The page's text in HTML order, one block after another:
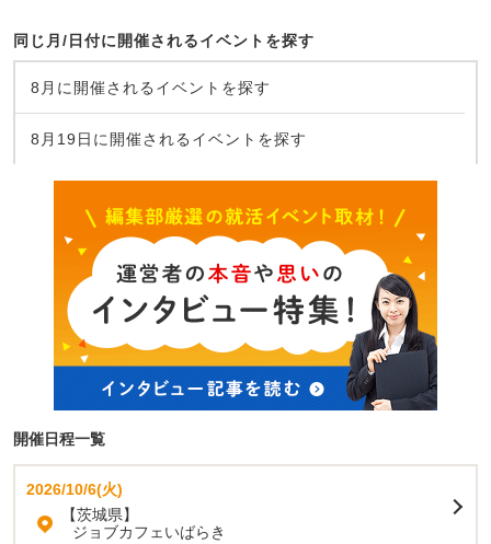
同じ月/日付に開催されるイベントを探す
8月に開催されるイベントを探す
8月19日に開催されるイベントを探す
開催日程一覧
2026/10/6(火)
【茨城県】
ジョブカフェいばらき